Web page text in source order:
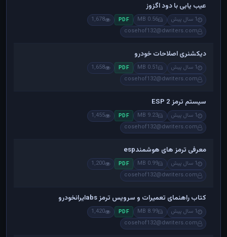
عیب یابی با دود اگزوز
1 سال پیش 0.56 MB
PDF
1,678
cosehof132@dwriters.com
دیکشنری اصلاحات خودرو
1 سال پیش 0.51 MB
PDF
1,658
cosehof132@dwriters.com
سیستم ترمز ESP 2
1 سال پیش 9.23 MB
PDF
1,455
cosehof132@dwriters.com
معرفی ترمز های هوشمندesp
1 سال پیش 0.99 MB
PDF
1,200
cosehof132@dwriters.com
کتاب راهنمای تعمیرات و سرویس ترمز absایرانخودرو
1 سال پیش 8.99 MB
PDF
1,420
cosehof132@dwriters.com